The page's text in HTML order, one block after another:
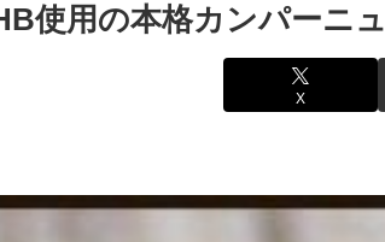
使用の本格カンパーニュ
X